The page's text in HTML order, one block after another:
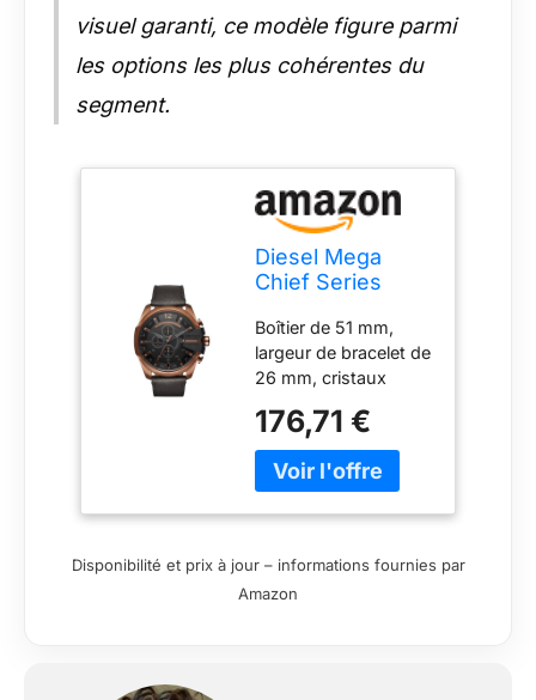
visuel garanti, ce modèle figure parmi
les options les plus cohérentes du
segment.
Diesel Mega
Chief Series
Chronograph
movement with
Leather strap
Boîtier de 51 mm,
largeur de bracelet de
26 mm, cristaux
mouvement à quartz
avec affichage
analogique, importé
noir Étanchéité
jusqu’à 100 m : peut
176,71 €
Disponibilité et prix à jour – informations fournies par
Amazon